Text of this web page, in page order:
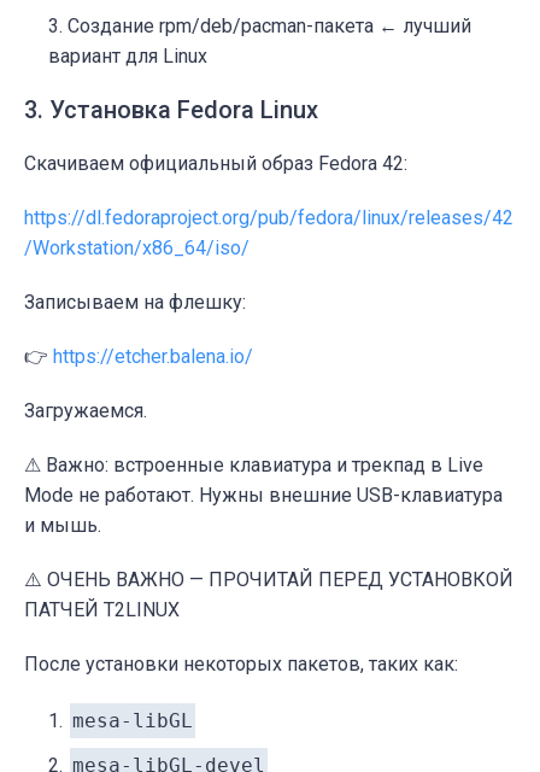
Создание rpm/deb/pacman-пакета ← лучший
вариант для Linux
3. Установка Fedora Linux
Скачиваем официальный образ Fedora 42:
https://dl.fedoraproject.org/pub/fedora/linux/releases/42
/Workstation/x86_64/iso/
Записываем на флешку:
👉 https://etcher.balena.io/
Загружаемся.
⚠ Важно: встроенные клавиатура и трекпад в Live
Mode не работают. Нужны внешние USB-клавиатура
и мышь.
⚠️ ОЧЕНЬ ВАЖНО — ПРОЧИТАЙ ПЕРЕД УСТАНОВКОЙ
ПАТЧЕЙ T2LINUX
После установки некоторых пакетов, таких как:
mesa-libGL
mesa-libGL-devel